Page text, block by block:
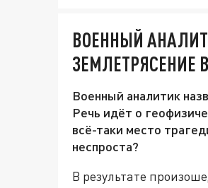
ВОЕННЫЙ
ЗЕМЛЕТРЯСЕНИЕ
Военный аналитик
Речь идёт о
всё-таки место
неспроста?
В результате